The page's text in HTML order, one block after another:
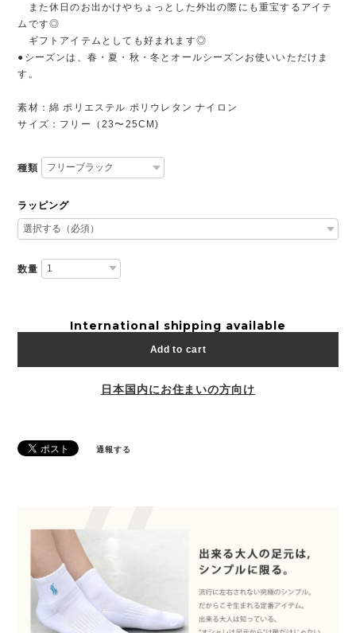
また休日のお出かけやちょっとした外出の際にも重宝するアイテ
ムです◎
ギフトアイテムとしても好まれます◎
●シーズンは、春・夏・秋・冬とオールシーズンお使いいただけま
す。
素材：綿 ポリエステル ポリウレタン ナイロン
サイズ：フリー（23〜25CM)
種類
ラッピング
数量
International shipping available
Add to cart
日本国内にお住まいの方向け
通報する